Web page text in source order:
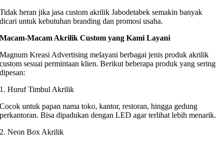
Tidak heran jika jasa custom akrilik Jabodetabek semakin banyak
dicari untuk kebutuhan branding dan promosi usaha.
Macam-Macam Akrilik Custom yang Kami Layani
Magnum Kreasi Advertising melayani berbagai jenis produk akrilik
custom sesuai permintaan klien. Berikut beberapa produk yang sering
dipesan:
1. Huruf Timbul Akrilik
Cocok untuk papan nama toko, kantor, restoran, hingga gedung
perkantoran. Bisa dipadukan dengan LED agar terlihat lebih menarik.
2. Neon Box Akrilik